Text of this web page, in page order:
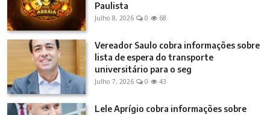
Paulista
Julho 8, 2026 0 68
Vereador Saulo cobra informações sobre
lista de espera do transporte
universitário para o seg
Julho 7, 2026 0 43
Lele Aprígio cobra informações sobre